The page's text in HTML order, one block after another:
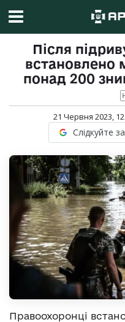
Після
встановлено
понад 200
21 Червня 2023,
Слідкуйте
Правоохоронці